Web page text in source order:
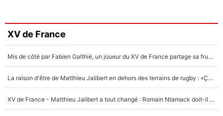
XV de France
Mis de côté par Fabien Galthié, un joueur du XV de France partage sa frustration : «ils ne me l’ont pas dit tout de suite»
La raison d'être de Matthieu Jalibert en dehors des terrains de rugby : «Ça m'atteint autant que si tu touches à un membre de ma famille»
XV de France - Matthieu Jalibert a tout changé : Romain Ntamack doit-il s’inquiéter pour sa place à un an de la Coupe du monde ?